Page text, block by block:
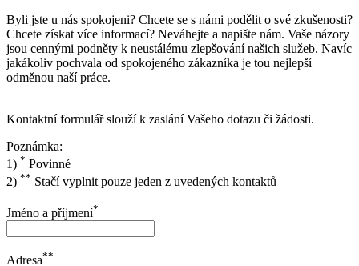
Byli jste u nás spokojeni? Chcete se s námi podělit o své zkušenosti?
Chcete získat více informací? Neváhejte a napište nám. Vaše názory
jsou cennými podněty k neustálému zlepšování našich služeb. Navíc
jakákoliv pochvala od spokojeného zákazníka je tou nejlepší
odměnou naší práce.
Kontaktní formulář slouží k zaslání Vašeho dotazu či žádosti.
Poznámka:
1) * Povinné
2) ** Stačí vyplnit pouze jeden z uvedených kontaktů
Jméno a příjmení*
Adresa**